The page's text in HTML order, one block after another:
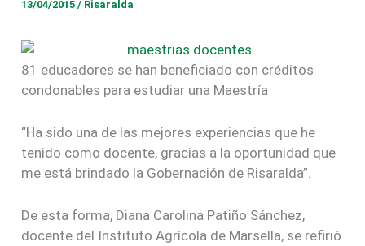
13/04/2015/ Risaralda
81 educadores se han beneficiado con créditos
condonables para estudiar una Maestría
“Ha sido una de las mejores experiencias que he
tenido como docente, gracias a la oportunidad que
me está brindado la Gobernación de Risaralda”.
De esta forma, Diana Carolina Patiño Sánchez,
docente del Instituto Agrícola de Marsella, se refirió